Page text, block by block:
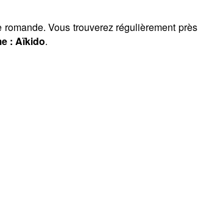
Vous trouverez régulièrement près
: Aïkido.